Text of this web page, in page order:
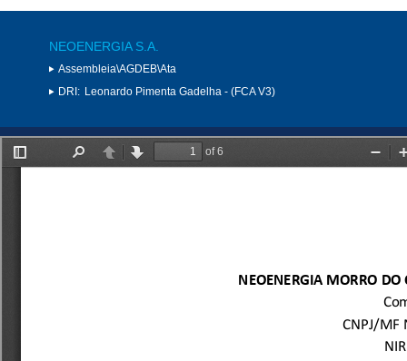
NEOENERGIA S.A.
Assembleia\AGDEB\Ata
DRI: Leonardo Pimenta Gadelha - (FCA V3)